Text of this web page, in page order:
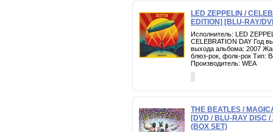
LED ZEPPELIN /
EDITION] [BLU-RAY/
Исполнитель: LED
CELEBRATION DAY Год
выхода альбома: 2007
блюз-рок, фолк-рок Тип:
Производитель: WEA
THE BEATLES /
[DVD / BLU-RAY DISC
(BOX SET)